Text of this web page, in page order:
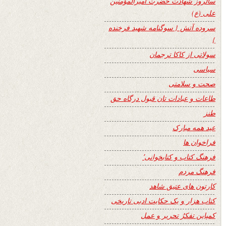
علی (ع)
سروده آتش { سوگنامه شهید فرخنده
}
سولاتی از کاکا ترجمان
سیاسی
صحت و سلامتی
طاعات و عبادات تان قبول درگاه حق
طنز
عید همه مبارک
فراخوان ها
فرهنگ کتاب و کتابخوانی٬
فرهنگ مردم
کارتون های عتیق شاهد
کتاب هزار و یک حکایت ادبی تاریخی
کمپاین تفکرُ تحریر و عمل